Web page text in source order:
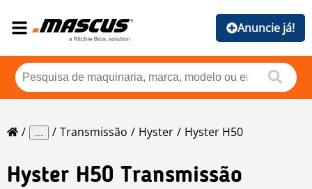
Anuncie já!
... Transmissão Hyster Hyster H50
Hyster H50 Transmissão